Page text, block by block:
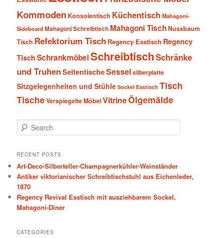
Kommoden Konsolentisch Küchentisch Mahagoni-
SideboardMahagoni Schreibtisch Mahagoni TischNussbaum
Tisch Refektorium Tisch Regency Esstisch Regency
Tisch SchrankmöbelSchreibtischSchränke
und TruhenSeitentischeSesselsilberplatte
Sitzgelegenheiten und Stühle Sockel Esstisch Tisch
TischeVerspiegelte MöbelVitrineÖlgemälde
e
r
h
RECENT POSTS
Art-Deco-Silberteller-Champagnerkühler-Weinständer
Antiker viktorianischer Schreibtischstuhl aus Eichenleder,
1870
Regency Revival Esstisch mit ausziehbarem Sockel,
Mahagoni-Diner
CATEGORIES